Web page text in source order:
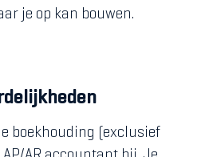
je op kan bouwen.
boekhouding (exclusief